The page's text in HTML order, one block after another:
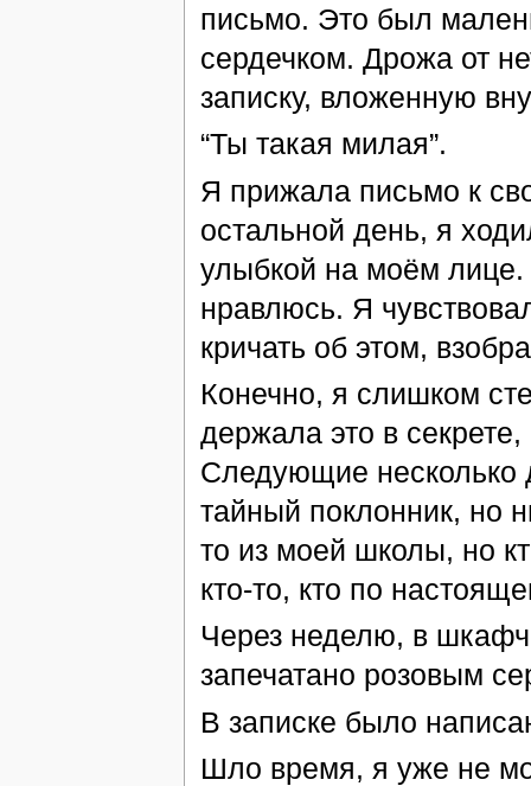
письмо. Это был
сердечком. Дрожа от
записку, вложенную
“Ты такая милая”.
Я прижала письмо к
остальной день, я
улыбкой на моём
нравлюсь. Я
кричать об этом,
Конечно, я слишком
держала это в
Следующие несколько
тайный поклонник, но
то из моей школы, но
кто-то, кто по
Через неделю, в
запечатано розовым
В записке было
Шло время, я уже не